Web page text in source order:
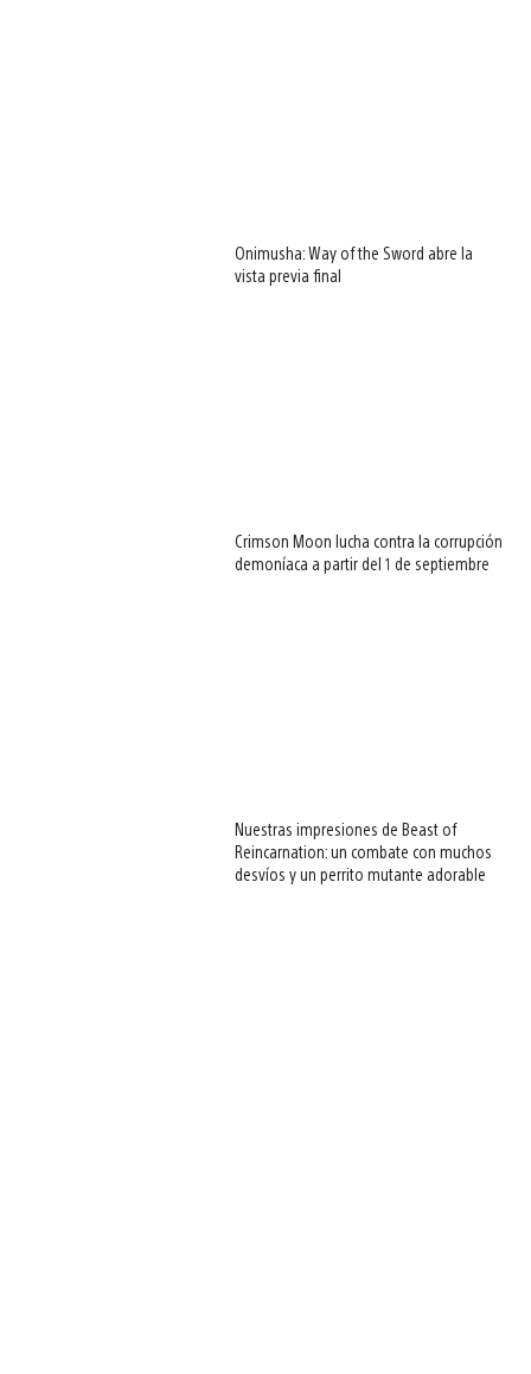
Onimusha: Way of the Sword abre la
vista previa final
Crimson Moon lucha contra la corrupción
demoníaca a partir del 1 de septiembre
Nuestras impresiones de Beast of
Reincarnation: un combate con muchos
desvíos y un perrito mutante adorable